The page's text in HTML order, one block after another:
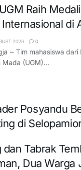
Raih
di
2026 0
~ Tim mahasiswa dari
Mada (UGM)...
Posyandu
di
Tabrak
Dua Warga